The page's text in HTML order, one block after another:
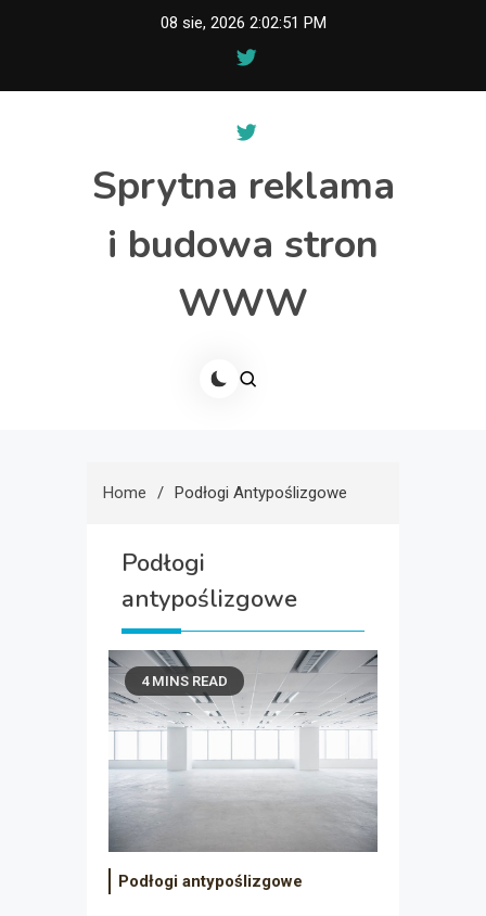
08 sie, 2026 2:02:51 PM
Sprytna reklama
i budowa stron
WWW
Home Podłogi Antypoślizgowe
Podłogi
antypoślizgowe
4 MINS READ
Podłogi antypoślizgowe